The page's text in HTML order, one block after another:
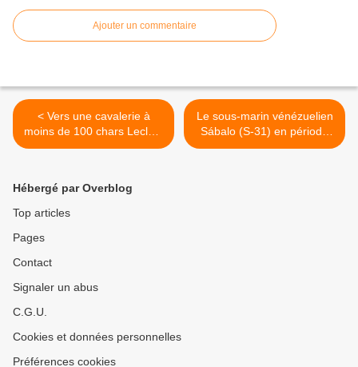
Ajouter un commentaire
< Vers une cavalerie à
moins de 100 chars Leclerc
?
Le sous-marin vénézuelien
Sábalo (S-31) en période
d’entretien depuis avril >
Hébergé par Overblog
Top articles
Pages
Contact
Signaler un abus
C.G.U.
Cookies et données personnelles
Préférences cookies